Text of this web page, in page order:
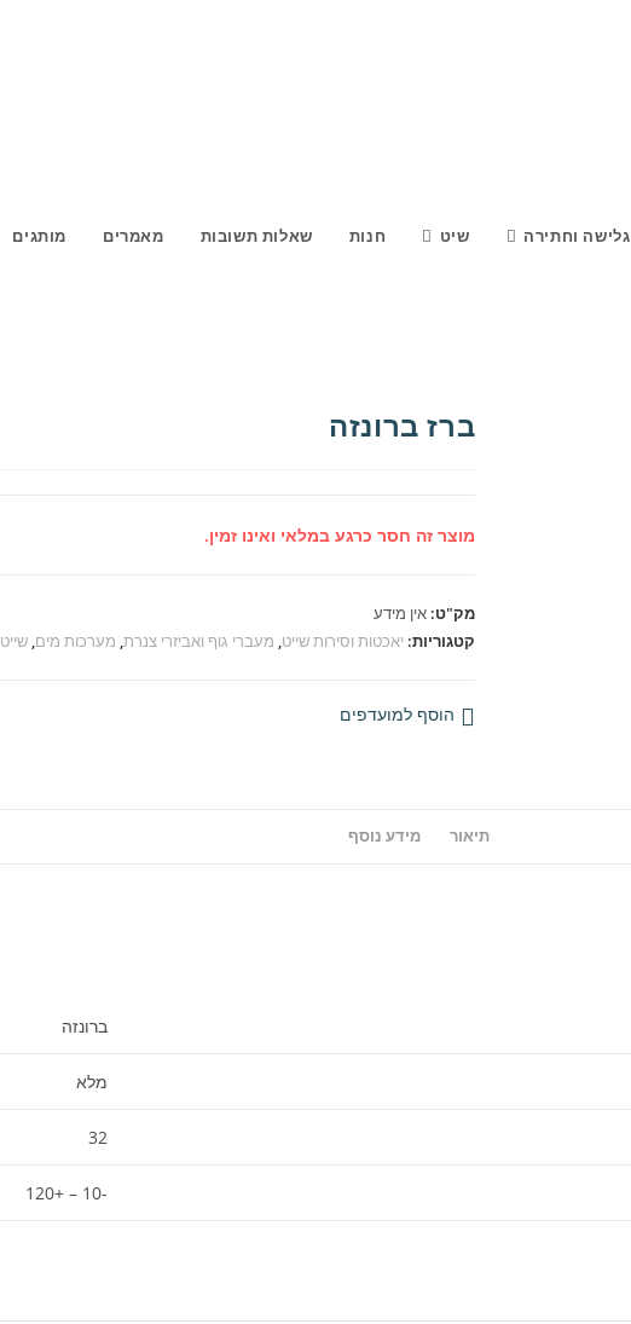
גלישה וחתירה שיט חנות שאלות תשובות מאמרים מותגים
ברז ברונזה
מוצר זה חסר כרגע במלאי ואינו זמין.
מק"ט: אין מידע
קטגוריות: יאכטות וסירות שייט, מעברי גוף ואביזרי צנרת, מערכות מים, שייט
הוסף למועדפים
תיאור מידע נוסף
ברונזה
מלא
32
-10 – +120